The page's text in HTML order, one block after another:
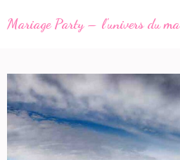
au
(Pressez
Entrée)
Mariage Party – l'univers du